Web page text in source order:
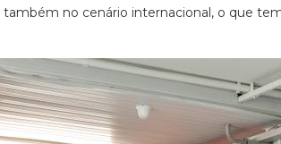
no cenário internacional, o que